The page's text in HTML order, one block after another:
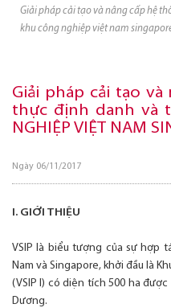
giải pháp cải tạo và nâng cấp hệ thống xác thực định danh và thư điện tử
khu công nghiệp việt nam
Giải pháp cải tạo
thực định danh và
NGHIỆP VIỆT NAM
Ngày 06/11/2017
I. GIỚI THIỆU
VSIP là biểu tượng của sự hợp
Nam và Singapore, khởi đầu là
(VSIP I) có diện tích 500 ha
Dương.
GIẢI PHÁP
CƠ HỘI NGHỀ NGHIỆP